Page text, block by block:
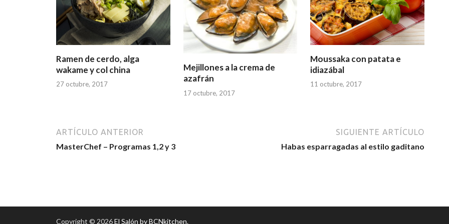
Ramen de cerdo, alga
wakame y col china
27 octubre, 2017
Mejillones a la crema de
azafrán
17 octubre, 2017
Moussaka con patata e
idiazábal
11 octubre, 2017
ARTÍCULO ANTERIOR
MasterChef – Programas 1,2 y 3
SIGUIENTE ARTÍCULO
Habas esparragadas al estilo gaditano
Copyright © 2026El Salón by BCNkitchen.